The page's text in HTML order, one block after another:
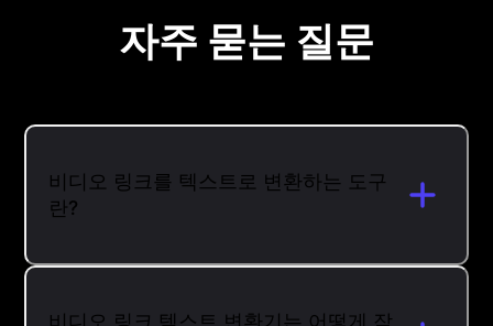
자주 묻는 질문
비디오 링크를 텍스트로 변환하는 도구
란?
비디오 링크 텍스트 변환기는 어떻게 작